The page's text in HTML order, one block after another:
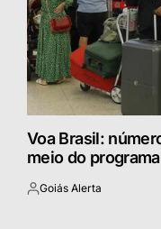
Voa Brasil:
meio do
Postado
Goiás Alerta